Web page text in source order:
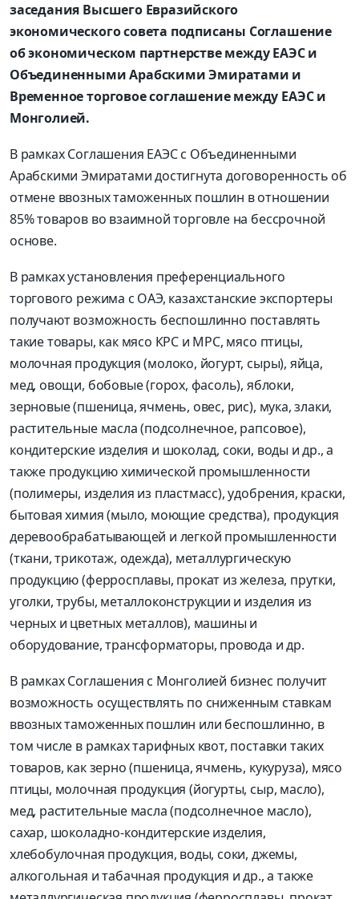
заседания Высшего Евразийского
экономического совета подписаны Соглашение
об экономическом партнерстве между ЕАЭС и
Объединенными Арабскими Эмиратами и
Временное торговое соглашение между ЕАЭС и
Монголией.
В рамках Соглашения ЕАЭС с Объединенными
Арабскими Эмиратами достигнута договоренность об
отмене ввозных таможенных пошлин в отношении
85% товаров во взаимной торговле на бессрочной
основе.
В рамках установления преференциального
торгового режима с ОАЭ, казахстанские экспортеры
получают возможность беспошлинно поставлять
такие товары, как мясо КРС и МРС, мясо птицы,
молочная продукция (молоко, йогурт, сыры), яйца,
мед, овощи, бобовые (горох, фасоль), яблоки,
зерновые (пшеница, ячмень, овес, рис), мука, злаки,
растительные масла (подсолнечное, рапсовое),
кондитерские изделия и шоколад, соки, воды и др., а
также продукцию химической промышленности
(полимеры, изделия из пластмасс), удобрения, краски,
бытовая химия (мыло, моющие средства), продукция
деревообрабатывающей и легкой промышленности
(ткани, трикотаж, одежда), металлургическую
продукцию (ферросплавы, прокат из железа, прутки,
уголки, трубы, металлоконструкции и изделия из
черных и цветных металлов), машины и
оборудование, трансформаторы, провода и др.
В рамках Соглашения с Монголией бизнес получит
возможность осуществлять по сниженным ставкам
ввозных таможенных пошлин или беспошлинно, в
том числе в рамках тарифных квот, поставки таких
товаров, как зерно (пшеница, ячмень, кукуруза), мясо
птицы, молочная продукция (йогурты, сыр, масло),
мед, растительные масла (подсолнечное масло),
сахар, шоколадно-кондитерские изделия,
хлебобулочная продукция, воды, соки, джемы,
алкогольная и табачная продукция и др., а также